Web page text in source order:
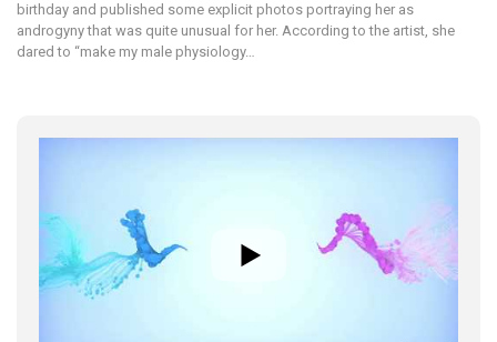
birthday and published some explicit photos portraying her as
androgyny that was quite unusual for her. According to the artist, she
dared to “make my male physiology…